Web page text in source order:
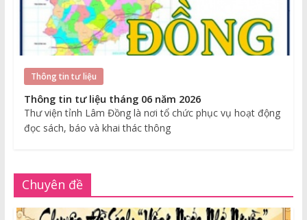
Thông tin tư liệu
Thông tin tư liệu tháng 06 năm 2026
Thư viện tỉnh Lâm Đồng là nơi tổ chức phục vụ hoạt động
đọc sách, báo và khai thác thông
Chuyên đề